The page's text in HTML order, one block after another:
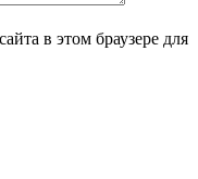
в этом браузере для